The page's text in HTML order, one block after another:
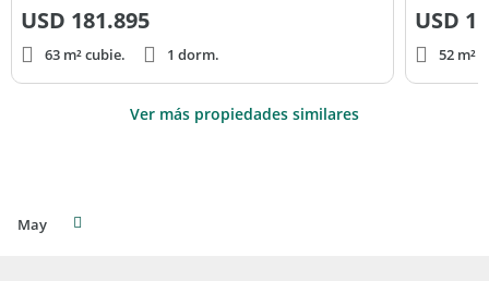
USD 181.895
63 m² cubie. 1 dorm.
USD
52 m²
Ver más propiedades similares
May